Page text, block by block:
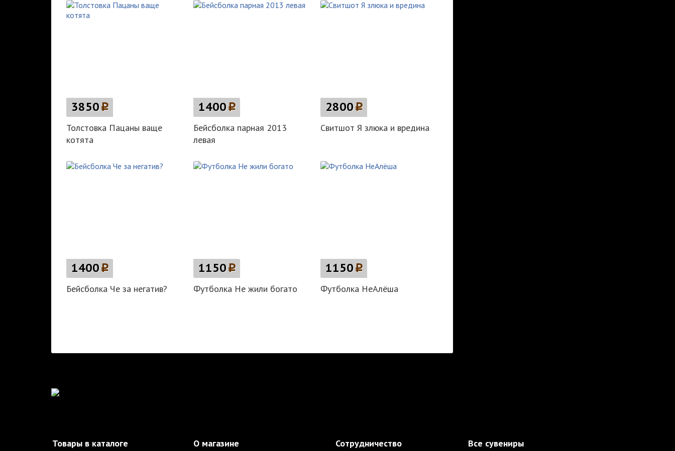
3850p
Толстовка Пацаны ваще
котята
1400p
Бейсболка парная 2013
левая
2800p
Свитшот Я злюка и вредина
1400p
Бейсболка Че за негатив?
1150p
Футболка Не жили богато
1150p
Футболка НеАлёша
Товары в каталоге О магазине Сотрудничество Все сувениры